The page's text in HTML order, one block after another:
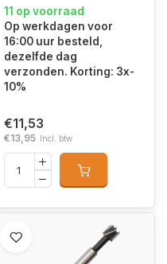
11 op voorraad
Op werkdagen voor
16:00 uur besteld,
dezelfde dag
verzonden. Korting: 3x-
10%
€11,53
€13,95 Incl. btw